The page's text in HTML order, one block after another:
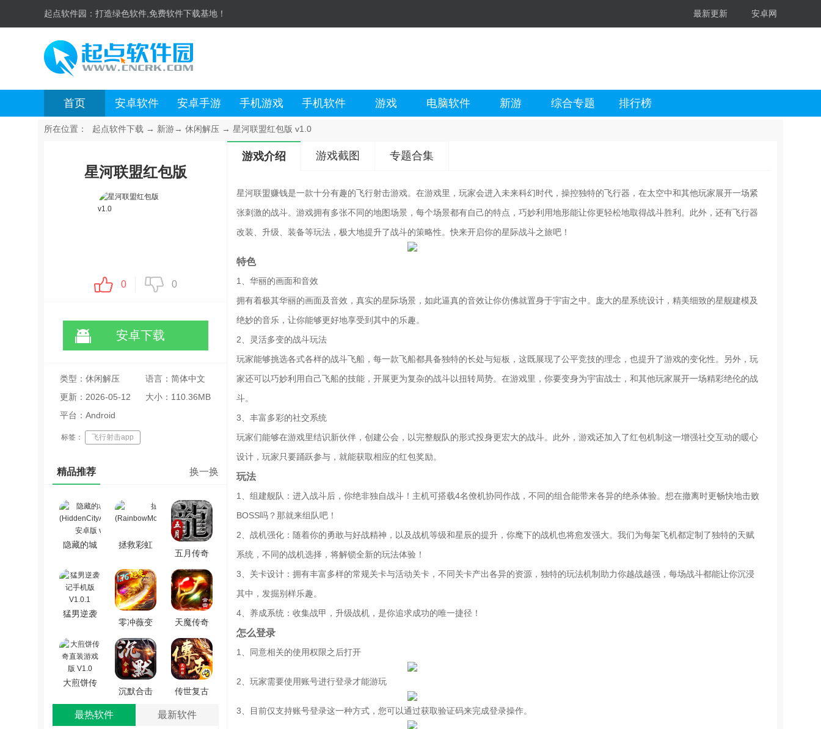
起点软件园： 打造绿色软件,免费软件下载基地！ 最新更新 安卓网
首页 安卓软件 安卓手游 手机游戏 手机软件 游戏 电脑软件 新游 综合专题 排行榜
所在位置： 起点软件下载 → 新游→ 休闲解压 → 星河联盟红包版 v1.0
星河联盟红包版
0 0
安卓下载
类型：休闲解压
语言：简体中文
更新：2026-05-12
23:16:09
大小：110.36MB
平台：Android
标签： 飞行射击app
精品推荐 换一换
隐藏的城
(HiddenCityAdventure)
安卓版
v4.0.1
拯救彩虹
(RainbowMonster:DrawToSave)
通用版
五月传奇
游戏官网
版 V4.4.5
猛男逆袭
V1.0.1
零冲薇变
手机版
V3.839.839
天魔传奇
手游最新
版 V1.0.0
大煎饼传
戏版 V1.0
沉默合击
传奇手游
传世复古
最热软件 最新软件
游戏介绍 游戏截图 专题合集
星河联盟赚钱是一款十分有趣的飞行射击游戏。在游戏里，玩家会进入未来科幻时代，操控独特的飞行器，在太空中和其他玩家展开一场紧
张刺激的战斗。游戏拥有多张不同的地图场景，每个场景都有自己的特点，巧妙利用地形能让你更轻松地取得战斗胜利。此外，还有飞行器
改装、升级、装备等玩法，极大地提升了战斗的策略性。快来开启你的星际战斗之旅吧！
特色
1、华丽的画面和音效
拥有着极其华丽的画面及音效，真实的星际场景，如此逼真的音效让你仿佛就置身于宇宙之中。庞大的星系统设计，精美细致的星舰建模及
绝妙的音乐，让你能够更好地享受到其中的乐趣。
2、灵活多变的战斗玩法
玩家能够挑选各式各样的战斗飞船，每一款飞船都具备独特的长处与短板，这既展现了公平竞技的理念，也提升了游戏的变化性。另外，玩
家还可以巧妙利用自己飞船的技能，开展更为复杂的战斗以扭转局势。在游戏里，你要变身为宇宙战士，和其他玩家展开一场精彩绝伦的战
斗。
3、丰富多彩的社交系统
玩家们能够在游戏里结识新伙伴，创建公会，以完整舰队的形式投身更宏大的战斗。此外，游戏还加入了红包机制这一增强社交互动的暖心
设计，玩家只要踊跃参与，就能获取相应的红包奖励。
玩法
1、组建舰队：进入战斗后，你绝非独自战斗！主机可搭载4名僚机协同作战，不同的组合能带来各异的绝杀体验。想在撤离时更畅快地击败
BOSS吗？那就来组队吧！
2、战机强化：随着你的勇敢与好战精神，以及战机等级和星辰的提升，你麾下的战机也将愈发强大。我们为每架飞机都定制了独特的天赋
系统，不同的战机选择，将解锁全新的玩法体验！
3、关卡设计：拥有丰富多样的常规关卡与活动关卡，不同关卡产出各异的资源，独特的玩法机制助力你越战越强，每场战斗都能让你沉浸
其中，发掘别样乐趣。
4、养成系统：收集战甲，升级战机，是你追求成功的唯一捷径！
怎么登录
1、同意相关的使用权限之后打开
2、玩家需要使用账号进行登录才能游玩
3、目前仅支持账号登录这一种方式，您可以通过获取验证码来完成登录操作。